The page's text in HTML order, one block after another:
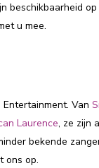
beschikbaarheid
u mee.
Van
Laurence, ze zijn
bekende
ons op.